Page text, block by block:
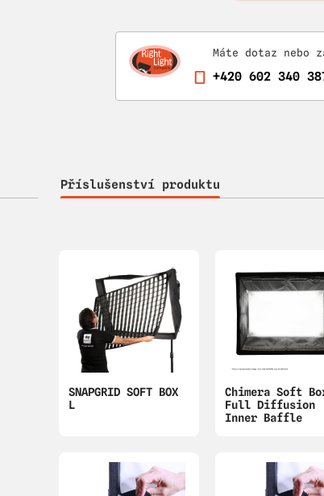
Máte dotaz nebo
+420 602 340
Příslušenství produktu
SNAPGRID SOFT BOX
L
Chimera Soft
Full Diffusion
Inner Baffle